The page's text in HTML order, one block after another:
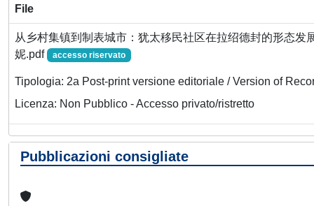
File
从乡村集镇到制表城市：犹太移民社区在拉绍德封的形态发
妮.pdf
accesso riservato
Tipologia: 2a Post-print versione editoriale / Version of
Licenza: Non Pubblico - Accesso privato/ristretto
Pubblicazioni consigliate